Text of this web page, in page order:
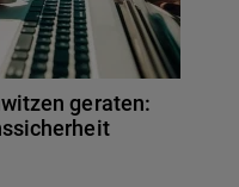
geraten: